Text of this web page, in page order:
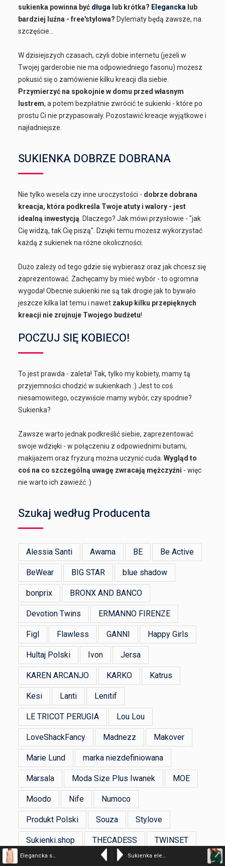
Elegancka sukienka ołówkowa midi dopasowana bez rękawów beżowa Sukienka elegancka pudełkowa z dekoracyjnymi zaszewkami zielona
sukienka powinna być długa lub krótka? Elegancka lub
bardziej luźna - free'stylowa? Dylematy będą zawsze, na
szczęście...
W dzisiejszych czasach, czyli dobie internetu (jeżeli w
Twojej garderobie nie ma odpowiedniego fasonu) możesz
pokusić się o zamówienie kilku kreacji dla siebie.
Przymierzyć na spokojnie w domu przed własnym
lustrem, a potem bezpłatnie zwrócić te sukienki - które po
prostu Ci nie przypasowały. Pozostawić kreacje wyjątkowe i
najładniejsze.
SUKIENKA DOBRZE DOBRANA
Nie tylko wesela czy inne uroczystości - dobrze dobrana
kreacja, która podkreśla Twoje atuty i walory - jest
idealną inwestycją . Dlaczego? Jak mówi przysłowie - "jak
Cię widzą, tak Cię piszą". Dzięki temu możesz wykorzystać
każdą z sukienek na różne okoliczności.
Dużo zależy od tego gdzie się wybierasz oraz jak chcesz się
zaprezentować. Zachęcamy by mieć wybór - to ogromna
wygoda! Obecnie sukienki nie są tak drogie jak to bywało
jeszcze kilka lat temu i nawet zakup kilku przepięknych
kreacji nie zrujnuje Twojego budżetu!
POCZUJ SIĘ KOBIECO!
To jest prawda - zaleta! Tak, tylko my kobiety, mamy tą
przyjemności chodzić w sukienkach :) Jest to coś
niesamowitego, oczywiście mamy wybór, czy spodnie?
Sukienka?
Zawsze warto jednak podkreślić siebie, zaprezentować
swoje wdzięki - w połączeniu z odpowiednimi butami,
makijażem oraz fryzurą można uczynić cuda.Wygląd to
coś na co szczególną uwagę zwracają mężczyźni - więc
nie warto ich zawieźć :)
Szukaj według Producenta
Alessia Santi Awama BE Be Active
BeWear BIG STAR blue shadow
bonprix BRONX AND BANCO
Devotion Twins ERMANNO FIRENZE
Figl Flawless GANNI Happy Girls
Hultaj Polski Ivon Jersa
KAREN ARCANJO KARKO Katrus
Kesi Lanti Lenitif
LE TRICOT PERUGIA Lou Lou
LoveShackFancy Madnezz Makover
Marie Lund marka niezdefiniowana
Marsala Moda Size Plus Iwanek MOE
Moodo Nife Numoco
Produkt Polski Souza Stylove
Sukienki.shop THECADESS TWINSET
Unisono